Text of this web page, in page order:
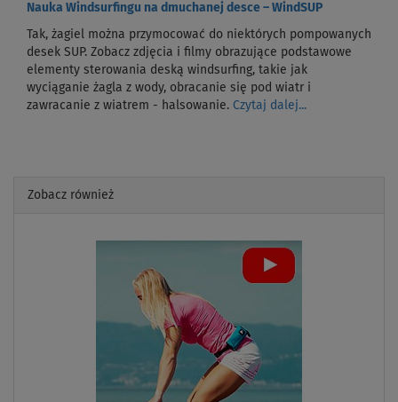
Nauka Windsurfingu na dmuchanej desce – WindSUP
Tak, żagiel można przymocować do niektórych pompowanych
desek SUP. Zobacz zdjęcia i filmy obrazujące podstawowe
elementy sterowania deską windsurfing, takie jak
wyciąganie żagla z wody, obracanie się pod wiatr i
zawracanie z wiatrem - halsowanie. Czytaj dalej...
Zobacz również